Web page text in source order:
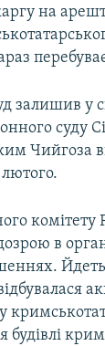
на
залишив у
суду
Чийгоза
комітету
в
будівлі